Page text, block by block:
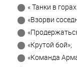
« Танки в
«Взорви
«Крутой бой»;
«Команда